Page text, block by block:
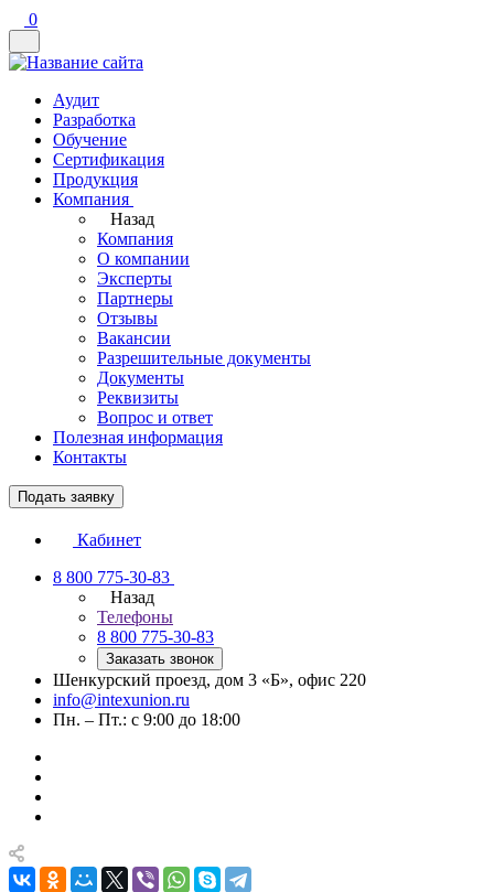
0
Аудит
Разработка
Обучение
Сертификация
Продукция
Компания
Назад
Компания
О компании
Эксперты
Партнеры
Отзывы
Вакансии
Разрешительные документы
Документы
Реквизиты
Вопрос и ответ
Полезная информация
Контакты
Подать заявку
Кабинет
8 800 775-30-83
Назад
Телефоны
8 800 775-30-83
Заказать звонок
Шенкурский проезд, дом 3 «Б», офис 220
info@intexunion.ru
Пн. – Пт.: с 9:00 до 18:00